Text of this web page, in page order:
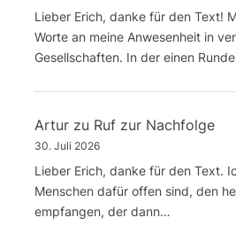
Lieber Erich, danke für den Text!
Worte an meine Anwesenheit in
Gesellschaften. In der einen
Artur zu Ruf zur Nachfolge
30. Juli 2026
Lieber Erich, danke für den Text.
Menschen dafür offen sind, den
empfangen, der dann…